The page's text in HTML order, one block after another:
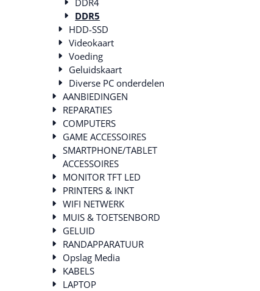
DDR5
HDD-SSD
Videokaart
Voeding
Geluidskaart
Diverse PC onderdelen
AANBIEDINGEN
REPARATIES
COMPUTERS
GAME ACCESSOIRES
SMARTPHONE/TABLET
ACCESSOIRES
MONITOR TFT LED
PRINTERS & INKT
WIFI NETWERK
MUIS & TOETSENBORD
GELUID
RANDAPPARATUUR
Opslag Media
KABELS
LAPTOP